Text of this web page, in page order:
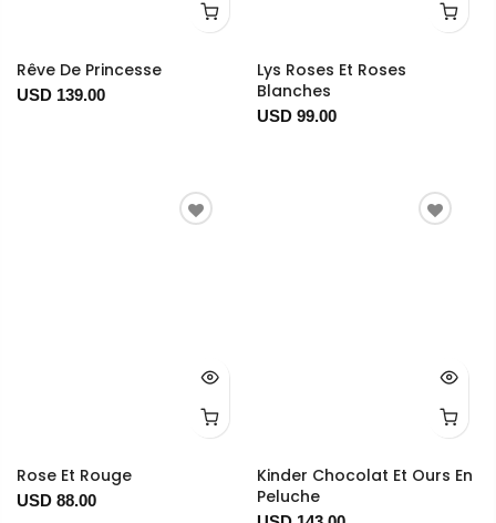
Rêve De Princesse
USD 139.00
Lys Roses Et Roses
Blanches
USD 99.00
Rose Et Rouge
USD 88.00
Kinder Chocolat Et Ours En
Peluche